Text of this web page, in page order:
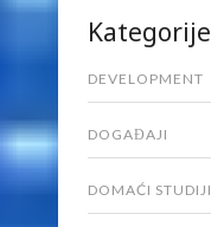
Kategorije
DEVELOPMENT
DOGAĐAJI
DOMAĆI STUDIJI